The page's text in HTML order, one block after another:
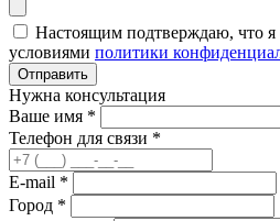
Настоящим подтверждаю, что я
условиями политики
Отправить
Нужна консультация
Ваше имя *
Телефон для связи *
E-mail *
Город *